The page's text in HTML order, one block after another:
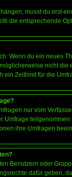
musst du erst
die entsprechende
Wenn du ein neues
nicht
ein Zeitlimit für die
nur vom
Umfrage
ihre Umfragen
Benutzern oder
dafür geben,